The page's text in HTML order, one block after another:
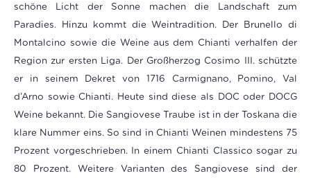
schöne Licht der Sonne machen die Landschaft zum
Paradies. Hinzu kommt die Weintradition. Der Brunello di
Montalcino sowie die Weine aus dem Chianti verhalfen der
Region zur ersten Liga. Der Großherzog Cosimo III. schützte
er in seinem Dekret von 1716 Carmignano, Pomino, Val
d’Arno sowie Chianti. Heute sind diese als DOC oder DOCG
Weine bekannt. Die Sangiovese Traube ist in der Toskana die
klare Nummer eins. So sind in Chianti Weinen mindestens 75
Prozent vorgeschrieben. In einem Chianti Classico sogar zu
80 Prozent. Weitere Varianten des Sangiovese sind der